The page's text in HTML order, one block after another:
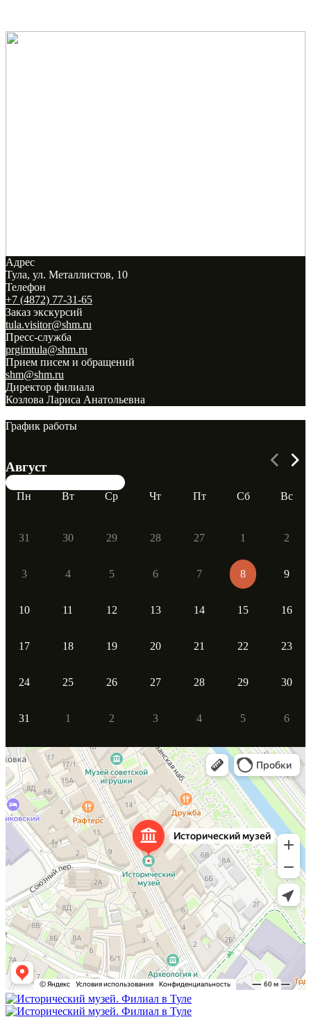
Адрес
Тула, ул. Металлистов, 10
Телефон
+7 (4872) 77-31-65
Заказ экскурсий
tula.visitor@shm.ru
Пресс-служба
prgimtula@shm.ru
Прием писем и обращений
shm@shm.ru
Директор филиала
Козлова Лариса Анатольевна
График работы
Август
Пн
Вт Ср Чт Пт Сб Вс
31 30 29 28 27 1 2
3 4 5 6 7 8 9
10 11 12 13 14 15 16
17 18 19 20 21 22 23
24 25 26 27 28 29 30
31 1 2 3 4 5 6